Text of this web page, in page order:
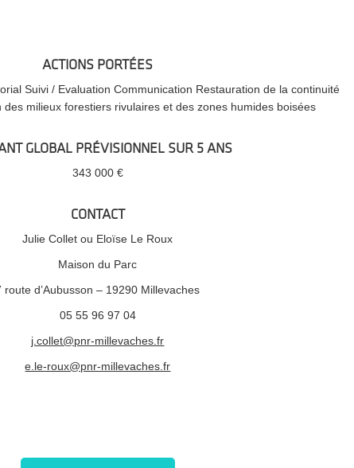
ACTIONS PORTÉES
Suivi / Evaluation Communication Restauration de la continuité
milieux forestiers rivulaires et des zones humides boisées
GLOBAL PRÉVISIONNEL SUR 5 ANS
343 000 €
CONTACT
Julie Collet ou Eloïse Le Roux
Maison du Parc
route d’Aubusson – 19290 Millevaches
05 55 96 97 04
j.collet@pnr-millevaches.fr
e.le-roux@pnr-millevaches.fr